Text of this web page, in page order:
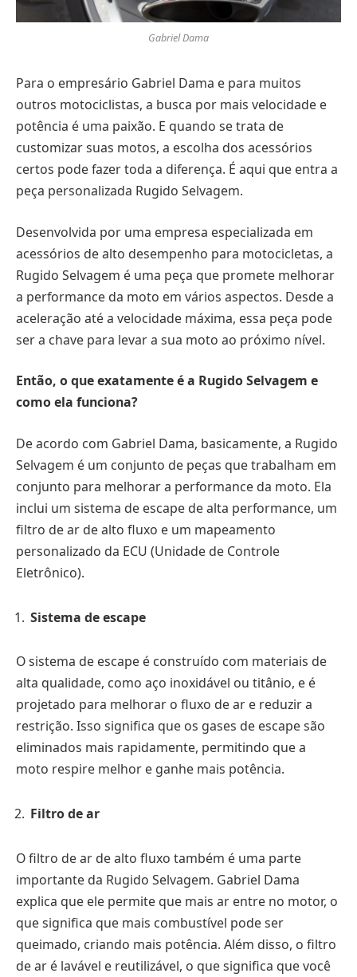
Gabriel Dama
Para o empresário Gabriel Dama e para muitos
outros motociclistas, a busca por mais velocidade e
potência é uma paixão. E quando se trata de
customizar suas motos, a escolha dos acessórios
certos pode fazer toda a diferença. É aqui que entra a
peça personalizada Rugido Selvagem.
Desenvolvida por uma empresa especializada em
acessórios de alto desempenho para motocicletas, a
Rugido Selvagem é uma peça que promete melhorar
a performance da moto em vários aspectos. Desde a
aceleração até a velocidade máxima, essa peça pode
ser a chave para levar a sua moto ao próximo nível.
Então, o que exatamente é a Rugido Selvagem e
como ela funciona?
De acordo com Gabriel Dama, basicamente, a Rugido
Selvagem é um conjunto de peças que trabalham em
conjunto para melhorar a performance da moto. Ela
inclui um sistema de escape de alta performance, um
filtro de ar de alto fluxo e um mapeamento
personalizado da ECU (Unidade de Controle
Eletrônico).
Sistema de escape
O sistema de escape é construído com materiais de
alta qualidade, como aço inoxidável ou titânio, e é
projetado para melhorar o fluxo de ar e reduzir a
restrição. Isso significa que os gases de escape são
eliminados mais rapidamente, permitindo que a
moto respire melhor e ganhe mais potência.
Filtro de ar
O filtro de ar de alto fluxo também é uma parte
importante da Rugido Selvagem. Gabriel Dama
explica que ele permite que mais ar entre no motor, o
que significa que mais combustível pode ser
queimado, criando mais potência. Além disso, o filtro
de ar é lavável e reutilizável, o que significa que você